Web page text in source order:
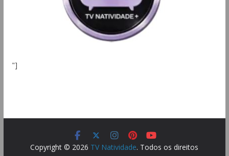
"]
Copyright © 2026 TV Natividade. Todos os direitos